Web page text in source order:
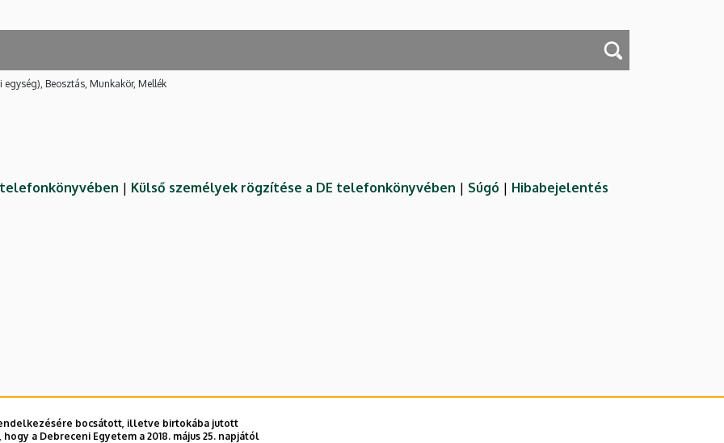
egység), Beosztás, Munkakör, Mellék
| Külső személyek rögzítése a DE telefonkönyvében | Súgó | Hibabejelentés
bocsátott, illetve birtokába jutott
a Debreceni Egyetem a 2018. május 25. napjától